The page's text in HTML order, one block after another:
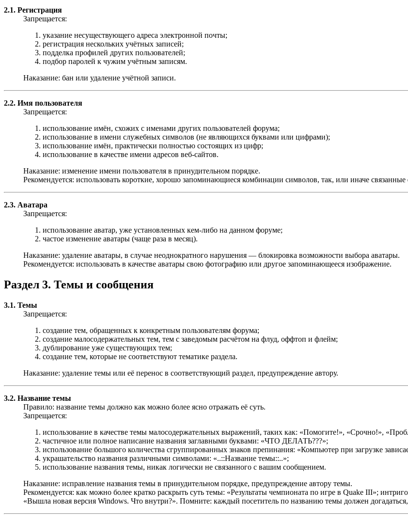
2.1. Регистрация
Запрещается:
указание несуществующего адреса электронной почты;
регистрация нескольких учётных записей;
подделка профилей других пользователей;
подбор паролей к чужим учётным записям.
Наказание: бан или удаление учётной записи.
2.2. Имя пользователя
Запрещается:
использование имён, схожих с именами других пользователей форума;
использование в имени служебных символов (не являющихся буквами или цифрами);
использование имён, практически полностью состоящих из цифр;
использование в качестве имени адресов веб-сайтов.
Наказание: изменение имени пользователя в принудительном порядке.
Рекомендуется: использовать короткие, хорошо запоминающиеся комбинации символов, так, или иначе связанные
2.3. Аватара
Запрещается:
использование аватар, уже установленных кем-либо на данном форуме;
частое изменение аватары (чаще раза в месяц).
Наказание: удаление аватары, в случае неоднократного нарушения — блокировка возможности выбора аватары.
Рекомендуется: использовать в качестве аватары свою фотографию или другое запоминающееся изображение.
Раздел 3. Темы и сообщения
3.1. Темы
Запрещается:
создание тем, обращенных к конкретным пользователям форума;
создание малосодержательных тем, тем с заведомым расчётом на флуд, оффтоп и флейм;
дублирование уже существующих тем;
создание тем, которые не соответствуют тематике раздела.
Наказание: удаление темы или её перенос в соответствующий раздел, предупреждение автору.
3.2. Название темы
Правило: название темы должно как можно более ясно отражать её суть.
Запрещается:
использование в качестве темы малосодержательных выражений, таких как: «Помогите!», «Срочно!»,
частичное или полное написание названия заглавными буквами: «ЧТО ДЕЛАТЬ???»;
использование большого количества сгруппированных знаков препинания: «Компьютер при загрузке
украшательство названия различными символами: «..::Название темы::..»;
использование названия темы, никак логически не связанного с вашим сообщением.
Наказание: исправление названия темы в принудительном порядке, предупреждение автору темы.
Рекомендуется: как можно более кратко раскрыть суть темы: «Результаты чемпионата по игре в Quake III»;
«Вышла новая версия Windows. Что внутри?». Помните: каждый посетитель по названию темы должен